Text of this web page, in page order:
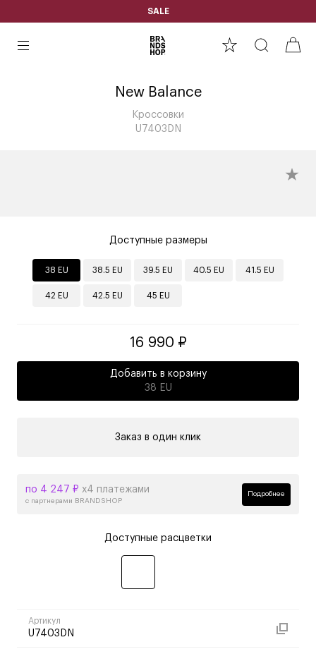
SALE
New Balance
Кроссовки
U7403DN
Доступные размеры
38 EU 38.5 EU 39.5 EU 40.5 EU 41.5 EU
42 EU 42.5 EU 45 EU
16 990 ₽
Добавить в корзину
38 EU
Заказ в один клик
по 4 247 ₽ х4 платежами
с партнерами BRANDSHOP
Подробнее
Доступные расцветки
Артикул
U7403DN